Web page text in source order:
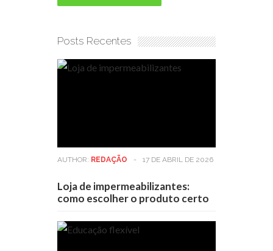
Posts Recentes
AUTHOR: REDAÇÃO - 17 DE ABRIL DE 2026
Loja de impermeabilizantes:
como escolher o produto certo